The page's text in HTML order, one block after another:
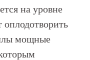
на уровне
мощные